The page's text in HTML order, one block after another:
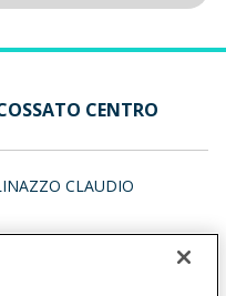
CENTRO
CLAUDIO
PRALUNGO (BI)